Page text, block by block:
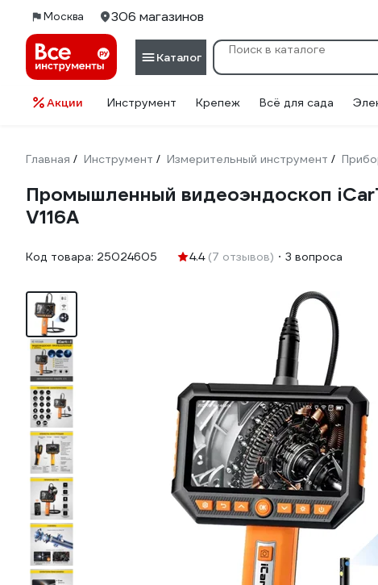
Москва 306 магазинов
Каталог
Акции Инструмент Крепеж Всё для сада
Главная / Инструмент / Измерительный инструмент /
Промышленный видеоэндоскоп
V116A
Код товара: 25024605 4.4 (7 отзывов) 3 вопроса